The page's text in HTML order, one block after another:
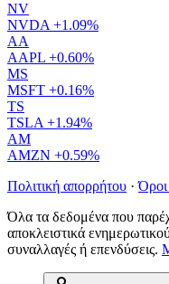
NV
NVDA +1.09%
AA
AAPL +0.60%
MS
MSFT +0.16%
TS
TSLA +1.94%
AM
AMZN +0.59%
Πολιτική απορρήτου ·
Όλα τα δεδομένα που
αποκλειστικά
συναλλαγές ή επενδύσεις.